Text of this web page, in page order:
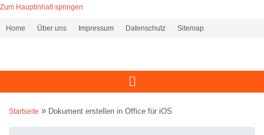
Zum Hauptinhalt springen
Home Über uns Impressum Datenschutz Sitemap
Startseite » Dokument erstellen in Office für iOS